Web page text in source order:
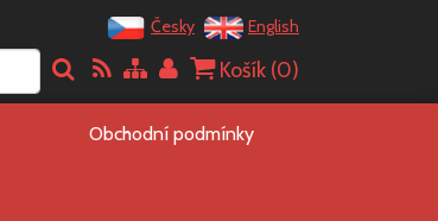
Česky English
Košík (0)
Obchodní podmínky